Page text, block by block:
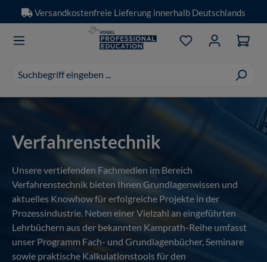
Zum Hauptinhalt springen
Versandkostenfreie Lieferung innerhalb Deutschlands
erscheinen
während
Du hast 0
Verfahrenstechnik
Unsere vertiefenden Fachmedien im Bereich
Verfahrenstechnik bieten Ihnen Grundlagenwissen und
aktuelles Knowhow für erfolgreiche Projekte in der
Prozessindustrie. Neben einer Vielzahl an eingeführten
Lehrbüchern aus der bekannten Kamprath-Reihe umfasst
unser Programm Fach- und Grundlagenbücher, Seminare
sowie praktische Kalkulationstools für den